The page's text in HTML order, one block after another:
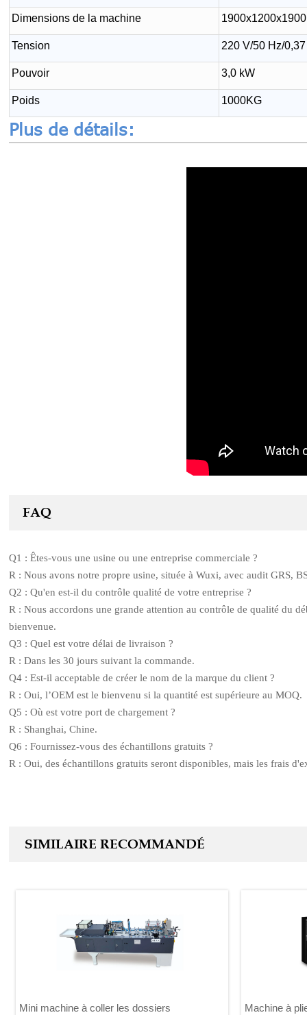
Dimensions de la machine
Tension 220 V/50 Hz/
Pouvoir 3,0 kW
Poids 1000KG
Plus de détails:
FAQ
Q1 : Êtes-vous une usine ou une entreprise commerciale ?
R : Nous avons notre propre usine, située à Wuxi, avec audit GRS,
Q2 : Qu'en est-il du contrôle qualité de votre entreprise ?
R : Nous accordons une grande attention au contrôle de qualité du
bienvenue.
Q3 : Quel est votre délai de livraison ?
R : Dans les 30 jours suivant la commande.
Q4 : Est-il acceptable de créer le nom de la marque du client ?
R : Oui, l’OEM est le bienvenu si la quantité est supérieure au MOQ.
Q5 : Où est votre port de chargement ?
R : Shanghai, Chine.
Q6 : Fournissez-vous des échantillons gratuits ?
R : Oui, des échantillons gratuits seront disponibles, mais les frais
SIMILAIRE RECOMMANDÉ
Mini machine à coller les dossiers Machine à